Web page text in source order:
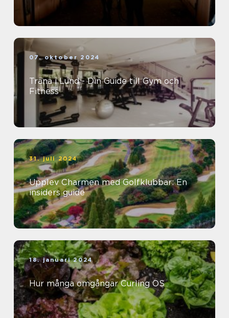
07. oktober 2024
Träna i Lund - Din Guide till Gym och
Fitness
31. juli 2024
Upplev Charmen med Golfklubbar: En
insiders guide
18. januari 2024
Hur många omgångar Curling OS